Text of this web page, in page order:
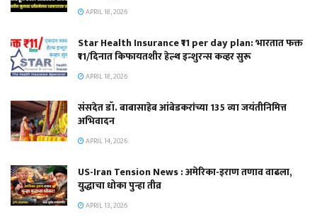
APRIL 18, 2026
Star Health Insurance ₹11 per day plan: भारतात फक्त
₹11/दिनात किफायतशीर हेल्थ इन्शुरन्स कव्हर सुरू
APRIL 18, 2026
संसदेत डॉ. बाबासाहेब आंबेडकरांच्या 135 व्या जयंतीनिमित्त
अभिवादन
APRIL 14, 2026
US-Iran Tension News : अमेरिका-इराण तणाव वाढला,
युद्धाचा धोका पुन्हा तीव्र
APRIL 13, 2026